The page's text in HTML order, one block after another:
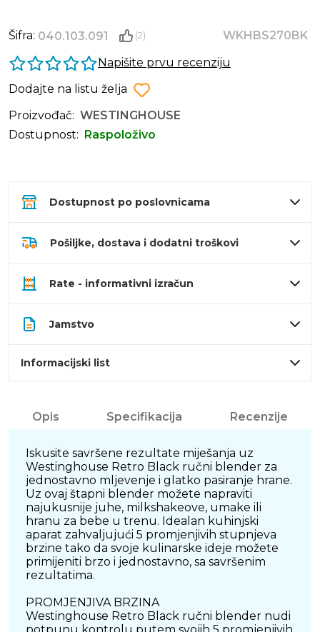
Šifra: 040.103.091 (2)
WKHBS270BK
Napišite prvu recenziju
Dodajte na listu želja
Proizvođač: WESTINGHOUSE
Dostupnost:
Raspoloživo
Dostupnost po poslovnicama
Pošiljke, dostava i dodatni troškovi
Rate - informativni izračun
Jamstvo
Informacijski list
Opis Specifikacija Recenzije
Iskusite savršene rezultate miješanja uz
Westinghouse Retro Black ručni blender za
jednostavno mljevenje i glatko pasiranje hrane.
Uz ovaj štapni blender možete napraviti
najukusnije juhe, milkshakeove, umake ili
hranu za bebe u trenu. Idealan kuhinjski
aparat zahvaljujući 5 promjenjivih stupnjeva
brzine tako da svoje kulinarske ideje možete
primijeniti brzo i jednostavno, sa savršenim
rezultatima.
PROMJENJIVA BRZINA
Westinghouse Retro Black ručni blender nudi